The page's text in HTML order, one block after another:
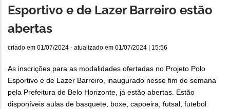
Esportivo e de Lazer Barreiro estão
abertas
criado em 01/07/2024 - atualizado em 01/07/2024 | 15:56
As inscrições para as modalidades ofertadas no Projeto Polo
Esportivo e de Lazer Barreiro, inaugurado nesse fim de semana
pela Prefeitura de Belo Horizonte, já estão abertas. Estão
disponíveis aulas de basquete, boxe, capoeira, futsal, futebol